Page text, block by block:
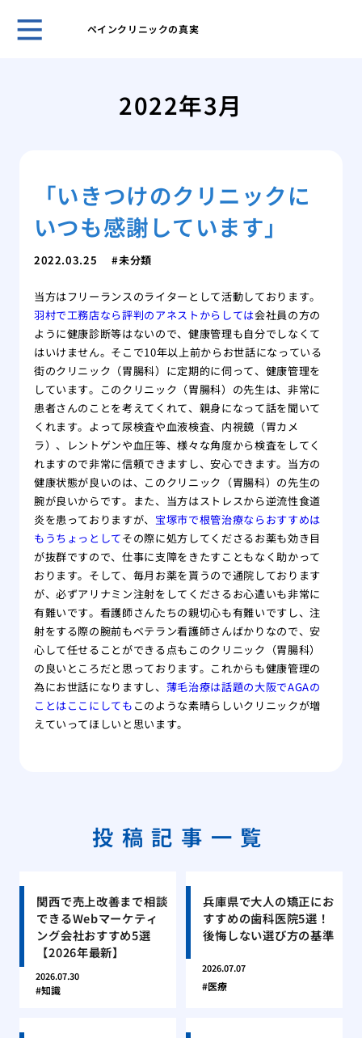
ペインクリニックの真実
2022年3月
「いきつけのクリニックに
いつも感謝しています」
2022.03.25 未分類
当方はフリーランスのライターとして活動しております。
羽村で工務店なら評判のアネストからしては会社員の方の
ように健康診断等はないので、健康管理も自分でしなくて
はいけません。そこで10年以上前からお世話になっている
街のクリニック（胃腸科）に定期的に伺って、健康管理を
しています。このクリニック（胃腸科）の先生は、非常に
患者さんのことを考えてくれて、親身になって話を聞いて
くれます。よって尿検査や血液検査、内視鏡（胃カメ
ラ）、レントゲンや血圧等、様々な角度から検査をしてく
れますので非常に信頼できますし、安心できます。当方の
健康状態が良いのは、このクリニック（胃腸科）の先生の
腕が良いからです。また、当方はストレスから逆流性食道
炎を患っておりますが、 宝塚市で根管治療ならおすすめは
もうちょっとしてその際に処方してくださるお薬も効き目
が抜群ですので、仕事に支障をきたすこともなく助かって
おります。そして、毎月お薬を貰うので通院しております
が、必ずアリナミン注射をしてくださるお心遣いも非常に
有難いです。看護師さんたちの親切心も有難いですし、注
射をする際の腕前もベテラン看護師さんばかりなので、安
心して任せることができる点もこのクリニック（胃腸科）
の良いところだと思っております。これからも健康管理の
為にお世話になりますし、 薄毛治療は話題の大阪でAGAの
ことはここにしても このような素晴らしいクリニックが増
えていってほしいと思います。
投稿記事一覧
関西で売上改善まで相談
できるWebマーケティ
ング会社おすすめ5選
【2026年最新】
2026.07.30
知識
兵庫県で大人の矯正にお
すすめの歯科医院5選！
後悔しない選び方の基準
2026.07.07
医療